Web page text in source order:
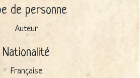
de personne
Auteur
Nationalité
Française